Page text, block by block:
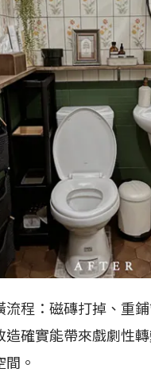
程：磁磚打掉、重
確實能帶來戲劇性
。